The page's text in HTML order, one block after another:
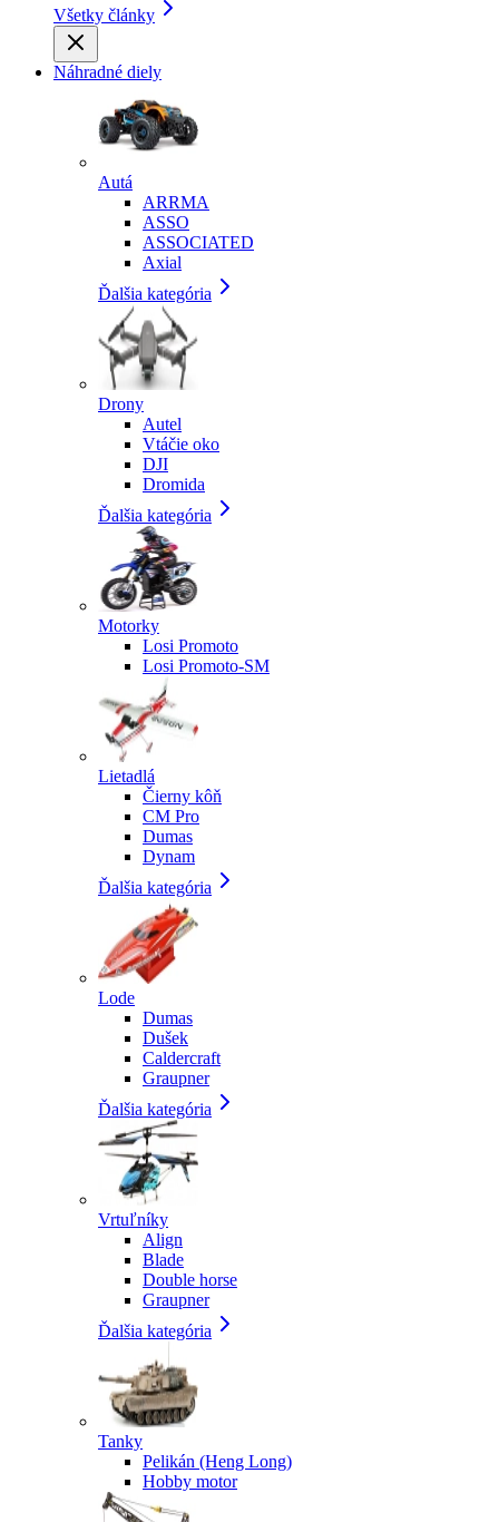
Všetky články
Náhradné diely
Autá
ARRMA
ASSO
ASSOCIATED
Axial
Ďalšia kategória
Drony
Autel
Vtáčie oko
DJI
Dromida
Ďalšia kategória
Motorky
Losi Promoto
Losi Promoto-SM
Lietadlá
Čierny kôň
CM Pro
Dumas
Dynam
Ďalšia kategória
Lode
Dumas
Dušek
Caldercraft
Graupner
Ďalšia kategória
Vrtuľníky
Align
Blade
Double horse
Graupner
Ďalšia kategória
Tanky
Pelikán (Heng Long)
Hobby motor